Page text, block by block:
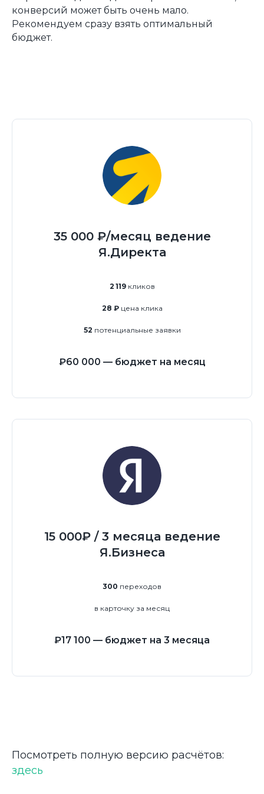
конверсий может быть очень мало.
Рекомендуем сразу взять оптимальный
бюджет.
35 000 ₽/месяц ведение
Я.Директа
2 119кликов
28 ₽цена клика
52 потенциальные заявки
₽60 000 — бюджет на месяц
15 000₽ / 3 месяца ведение
Я.Бизнеса
300 переходов
в карточку за месяц
₽17 100 — бюджет на 3 месяца
Посмотреть полную версию расчётов:
здесь
Outsource digital marketing
Вакансии
Маркетинг